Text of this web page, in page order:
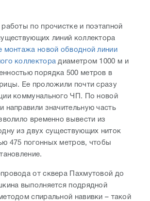
по прочистке и поэтапной
линий коллектора
монтажа новой обводной линии
коллектора диаметром 1000 м и
порядка 500 метров в
Ее проложили почти сразу
коммунального ЧП. По новой
направили значительную часть
временно вывести из
из двух существующих ниток
475 погонных метров, чтобы
от сквера Пахмутовой до
выполняется подрядной
спиральной навивки – такой